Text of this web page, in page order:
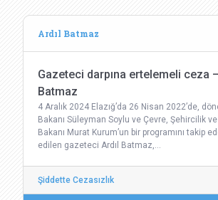
Ardıl Batmaz
Gazeteci darpına ertelemeli ceza
Batmaz
4 Aralık 2024 Elazığ’da 26 Nisan 2022’de,
Bakanı Süleyman Soylu ve Çevre, Şehircilik
Bakanı Murat Kurum’un bir programını takip
edilen gazeteci Ardıl Batmaz,…
Şiddette Cezasızlık